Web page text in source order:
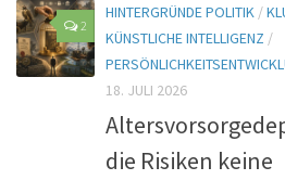
2
HINTERGRÜNDE POLITIK /
KÜNSTLICHE INTELLIGENZ /
18. JULI 2026
die Risiken keine